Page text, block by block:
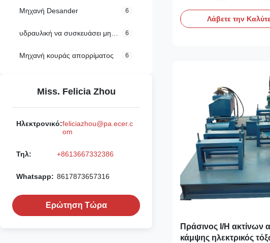
Μηχανή Desander 6
6
Μηχανή κουράς απορρίματος 6
Miss. Felicia Zhou
Ηλεκτρονικό:feliciazhou@pa.ecer.c
om
Τηλ: +8613667332386
Whatsapp: 8617873657316
Ερώτηση Τώρα
ασφάλειας της στρογγυλής
φραγμών:1. Αυστηρά
Λάβετε την
Πράσινος I/H ακτίνων
κάμψης ηλεκτρικός